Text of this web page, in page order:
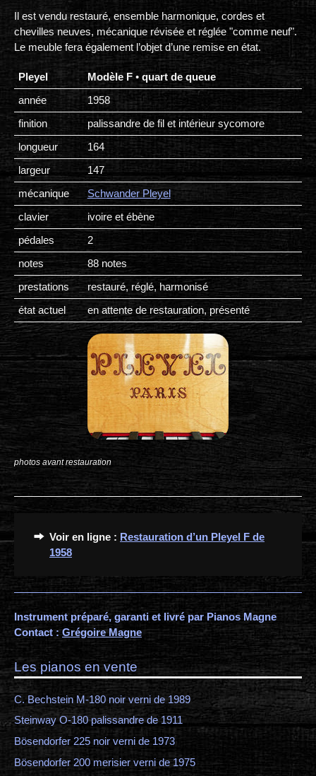
Il est vendu restauré, ensemble harmonique, cordes et
chevilles neuves, mécanique révisée et réglée "comme neuf".
Le meuble fera également l’objet d’une remise en état.
Pleyel Modèle F• quart de queue
année
1958
finition
palissandre de fil et intérieur sycomore
longueur
164
largeur
147
mécanique
Schwander Pleyel
clavier
ivoire et ébène
pédales
2
notes
88 notes
prestations
restauré, réglé, harmonisé
état actuel
en attente de restauration, présenté
photos avant restauration
Voir en ligne : Restauration d’un Pleyel F de
1958
Instrument préparé, garanti et livré par Pianos Magne
Contact : Grégoire Magne
Les pianos en vente
C. Bechstein M-180 noir verni de 1989
Steinway O-180 palissandre de 1911
Bösendorfer 225 noir verni de 1973
Bösendorfer 200 merisier verni de 1975